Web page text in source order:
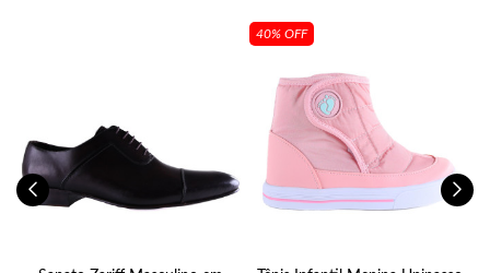
40% OFF